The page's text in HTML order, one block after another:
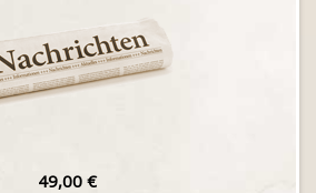
49,00 €